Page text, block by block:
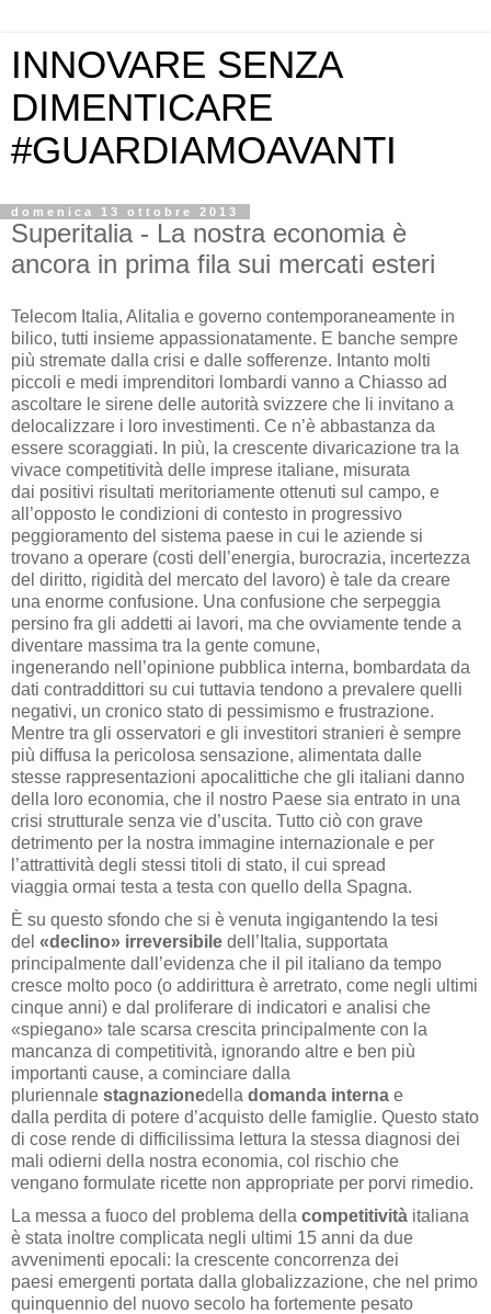
INNOVARE SENZA
DIMENTICARE
#GUARDIAMOAVANTI
domenica 13 ottobre 2013
Superitalia - La nostra economia è
ancora in prima fila sui mercati esteri
Telecom Italia, Alitalia e governo contemporaneamente in
bilico, tutti insieme appassionatamente. E banche sempre
più stremate dalla crisi e dalle sofferenze. Intanto molti
piccoli e medi imprenditori lombardi vanno a Chiasso ad
ascoltare le sirene delle autorità svizzere che li invitano a
delocalizzare i loro investimenti. Ce n’è abbastanza da
essere scoraggiati. In più, la crescente divaricazione tra la
vivace competitività delle imprese italiane, misurata
dai positivi risultati meritoriamente ottenuti sul campo, e
all’opposto le condizioni di contesto in progressivo
peggioramento del sistema paese in cui le aziende si
trovano a operare (costi dell’energia, burocrazia, incertezza
del diritto, rigidità del mercato del lavoro) è tale da creare
una enorme confusione. Una confusione che serpeggia
persino fra gli addetti ai lavori, ma che ovviamente tende a
diventare massima tra la gente comune,
ingenerando nell’opinione pubblica interna, bombardata da
dati contraddittori su cui tuttavia tendono a prevalere quelli
negativi, un cronico stato di pessimismo e frustrazione.
Mentre tra gli osservatori e gli investitori stranieri è sempre
più diffusa la pericolosa sensazione, alimentata dalle
stesse rappresentazioni apocalittiche che gli italiani danno
della loro economia, che il nostro Paese sia entrato in una
crisi strutturale senza vie d’uscita. Tutto ciò con grave
detrimento per la nostra immagine internazionale e per
l’attrattività degli stessi titoli di stato, il cui spread
viaggia ormai testa a testa con quello della Spagna.
È su questo sfondo che si è venuta ingigantendo la tesi
del «declino» irreversibile dell’Italia, supportata
principalmente dall’evidenza che il pil italiano da tempo
cresce molto poco (o addirittura è arretrato, come negli ultimi
cinque anni) e dal proliferare di indicatori e analisi che
«spiegano» tale scarsa crescita principalmente con la
mancanza di competitività, ignorando altre e ben più
importanti cause, a cominciare dalla
pluriennale stagnazionedella domanda interna e
dalla perdita di potere d’acquisto delle famiglie. Questo stato
di cose rende di difficilissima lettura la stessa diagnosi dei
mali odierni della nostra economia, col rischio che
vengano formulate ricette non appropriate per porvi rimedio.
La messa a fuoco del problema della competitività italiana
è stata inoltre complicata negli ultimi 15 anni da due
avvenimenti epocali: la crescente concorrenza dei
paesi emergenti portata dalla globalizzazione, che nel primo
quinquennio del nuovo secolo ha fortemente pesato